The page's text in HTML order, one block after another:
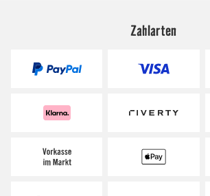
Zahlarten